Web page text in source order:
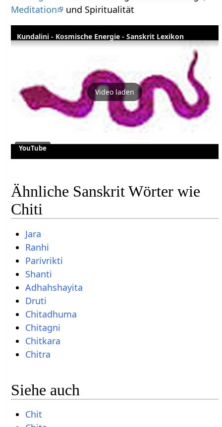
Meditation
und Spiritualität
Kundalini - Kosmische Energie - Sanskrit Lexikon
Video laden
YouTube
Ähnliche Sanskrit Wörter wie
Chiti
Jara
Ranhi
Parivrikti
Shanti
Adhahshayita
Druti
Chitadhuma
Chitagni
Chitkara
Chitra
Siehe auch
Chit